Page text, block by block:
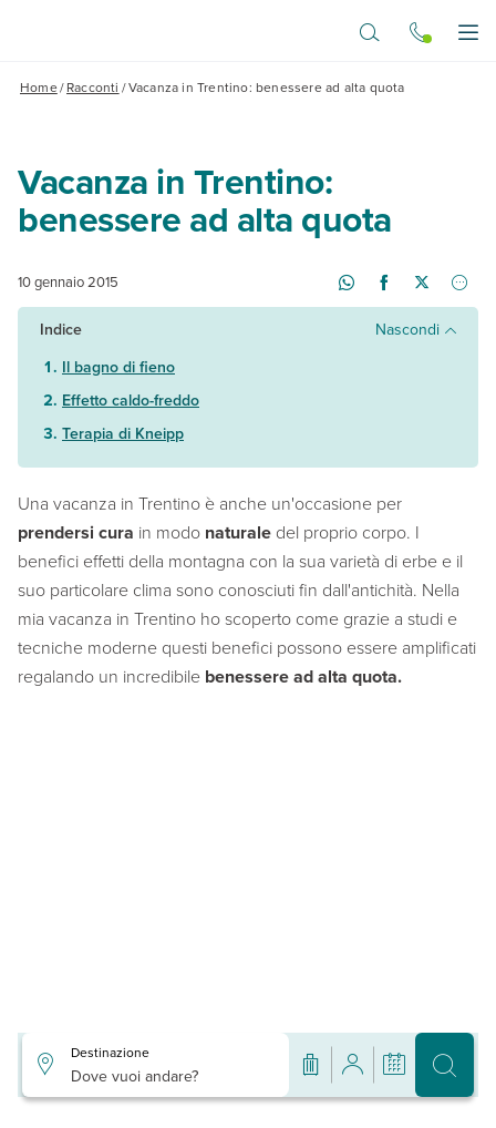
Home/Racconti /Vacanza in Trentino: benessere ad alta quota
Vacanza in Trentino:
benessere ad alta quota
10 gennaio 2015
Indice
Nascondi
Il bagno di fieno
Effetto caldo-freddo
Terapia di Kneipp
Una vacanza in Trentino è anche un'occasione per
prendersi cura in modo naturale del proprio corpo. I
benefici effetti della montagna con la sua varietà di erbe e il
suo particolare clima sono conosciuti fin dall'antichità. Nella
mia vacanza in Trentino ho scoperto come grazie a studi e
tecniche moderne questi benefici possono essere amplificati
regalando un incredibile benessere ad alta quota.
Destinazione
Dove vuoi andare?